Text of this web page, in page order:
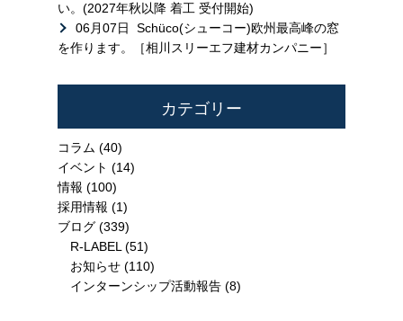
い。(2027年秋以降 着工 受付開始)
06月07日
Schüco(シューコー)欧州最高峰の窓
を作ります。［相川スリーエフ建材カンパニー］
カテゴリー
コラム (40)
イベント (14)
情報 (100)
採用情報 (1)
ブログ (339)
R-LABEL (51)
お知らせ (110)
インターンシップ活動報告 (8)